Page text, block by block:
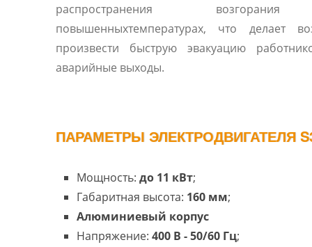
распространения
повышенныхтемпературах, что делает
произвести быструю эвакуацию
аварийные выходы.
ПАРАМЕТРЫ ЭЛЕКТРОДВИГАТЕЛЯ
Мощность: до 11 кВт;
Габаритная высота: 160 мм;
Алюминиевый корпус
Напряжение: 400 В - 50/60 Гц;